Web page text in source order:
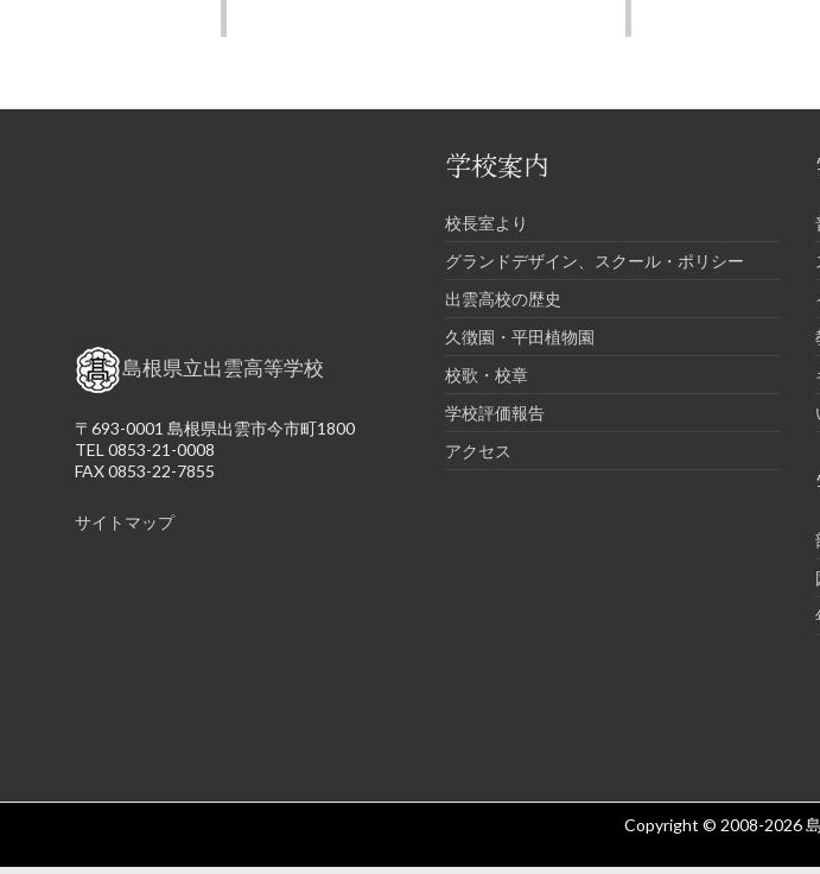
島根県立出雲高等学校
〒693-0001 島根県出雲市今市町1800
TEL 0853-21-0008
FAX 0853-22-7855
サイトマップ
学校案内
校長室より
グランドデザイン、スクール・ポリシー
出雲高校の歴史
久徴園・平田植物園
校歌・校章
学校評価報告
アクセス
Copyright © 2008-2026